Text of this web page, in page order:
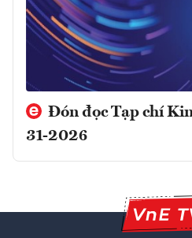
Đón đọc Tạp chí
31-2026